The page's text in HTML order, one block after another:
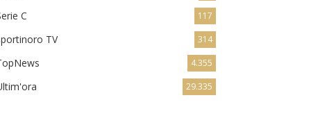
C 117
TV 314
4.355
29.335